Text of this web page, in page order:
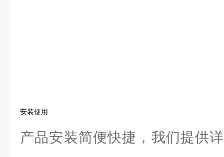
安装使用
产品安装简便快捷，我们提供